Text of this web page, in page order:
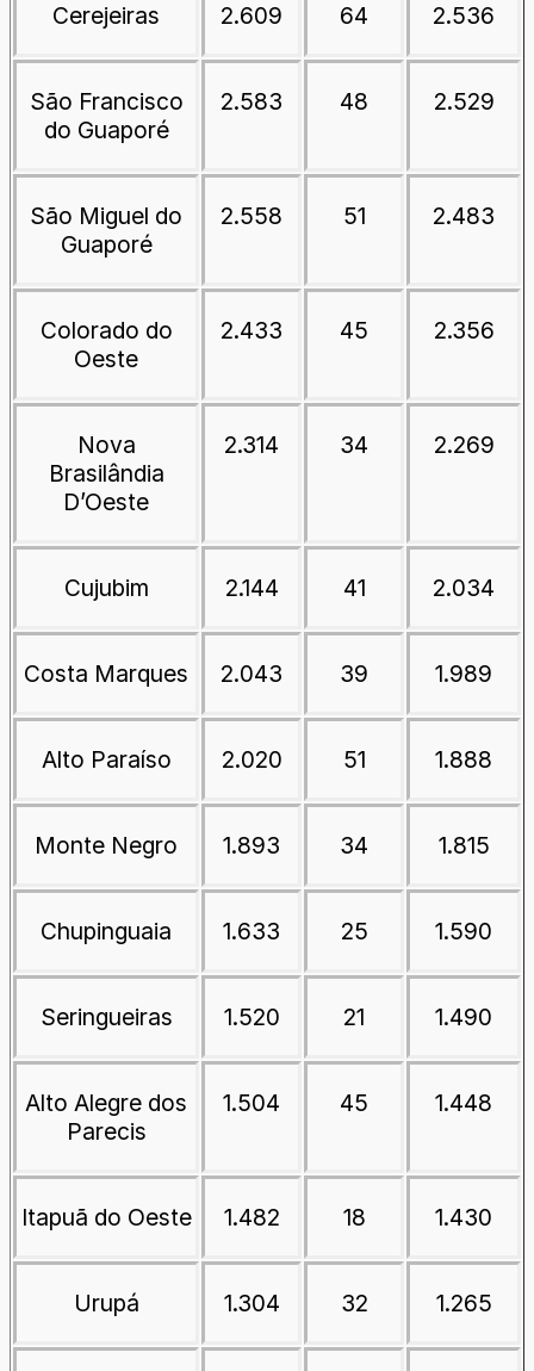
Cerejeiras 2.609 64 2.536
São Francisco
do Guaporé
2.583 48 2.529
São Miguel do
Guaporé
2.558 51 2.483
Colorado do
Oeste
2.433 45 2.356
Nova
Brasilândia
D’Oeste
2.314 34 2.269
Cujubim 2.144 41 2.034
Costa Marques 2.043 39 1.989
Alto Paraíso 2.020 51 1.888
Monte Negro 1.893 34 1.815
Chupinguaia 1.633 25 1.590
Seringueiras 1.520 21 1.490
Alto Alegre dos
Parecis
1.504 45 1.448
Itapuã do Oeste 1.482 18 1.430
Urupá 1.304 32 1.265